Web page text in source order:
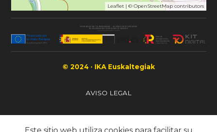
Leaflet| © OpenStreetMapcontributors
© 2024 · IKA Euskaltegiak
AVISO LEGAL